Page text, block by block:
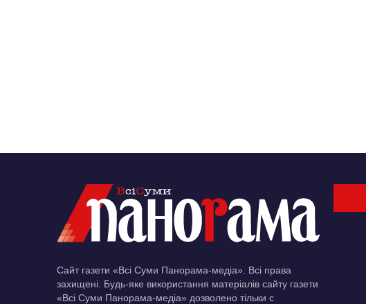
Сайт газети «Всі Суми Панорама-медіа». Всі права
захищені. Будь-яке використання матеріалів сайту газети
«Всі Суми Панорама-медіа» дозволено тільки c